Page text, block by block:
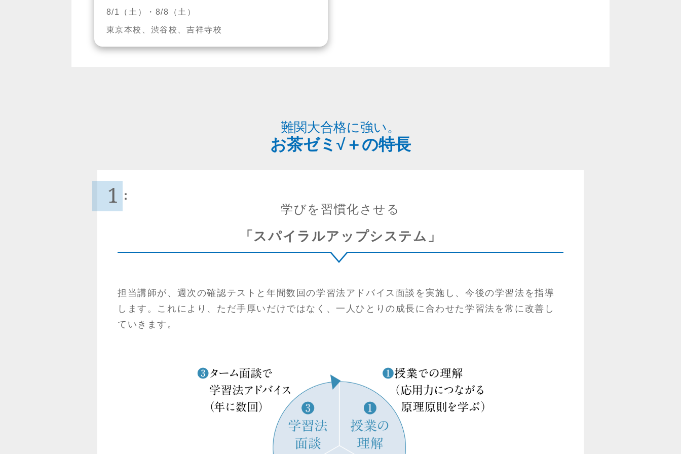
8/1（土）・8/8（土）
東京本校、渋谷校、吉祥寺校
難関大合格に強い。
お茶ゼミ√＋の特長
1
学びを習慣化させる
「スパイラルアップシステム」
担当講師が、週次の確認テストと年間数回の学習法アドバイス面談を実施し、今後の学習法を指導
します。 これにより、ただ手厚いだけではなく、一人ひとりの成長に合わせた学習法を常に改善し
ていきます。